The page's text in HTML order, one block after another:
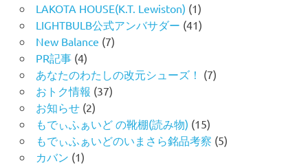
LAKOTA HOUSE(K.T. Lewiston) (1)
LIGHTBULB公式アンバサダー (41)
New Balance (7)
PR記事(4)
あなたのわたしの改元シューズ！ (7)
おトク情報 (37)
お知らせ(2)
もでぃふぁいど の靴棚(読み物) (15)
もでぃふぁいどのいまさら銘品考察 (5)
カバン (1)